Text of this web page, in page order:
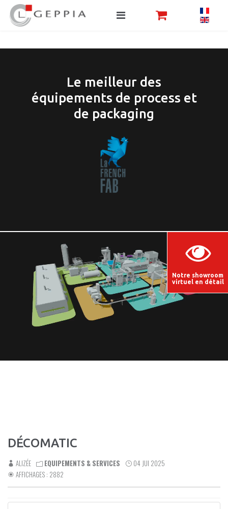
Le meilleur des
équipements de process et
de packaging
Notre showroom
virtuel en détail
DÉCOMATIC
ALIZÉE EQUIPEMENTS & SERVICES
04 JUI 2025
AFFICHAGES : 2882